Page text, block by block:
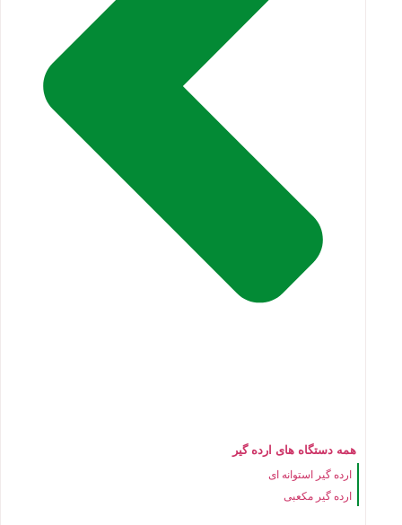
همه دستگاه های ارده گیر
ارده گیر استوانه ای
ارده گیر مکعبی